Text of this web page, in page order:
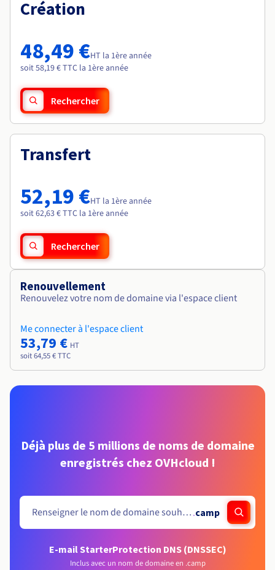
Tarifs
Roadmap & Changelog
Observabilité
Roadmap & Changelog
Roadmap & Changelog
Roadmap & Changelog
Roadmap & Changelog
Création
48,49 €HT la 1ère année
soit 58,19 € TTC la 1ère année
Rechercher
Transfert
52,19 €HT la 1ère année
soit 62,63 € TTC la 1ère année
Rechercher
Renouvellement
Renouvelez votre nom de domaine via l'espace client
Me connecter à l'espace client
53,79 € HT
soit 64,55 € TTC
Déjà plus de 5 millions de noms de domaine
enregistrés chez OVHcloud !
.camp
E-mail StarterProtection DNS (DNSSEC)
Inclus avec un nom de domaine en .camp